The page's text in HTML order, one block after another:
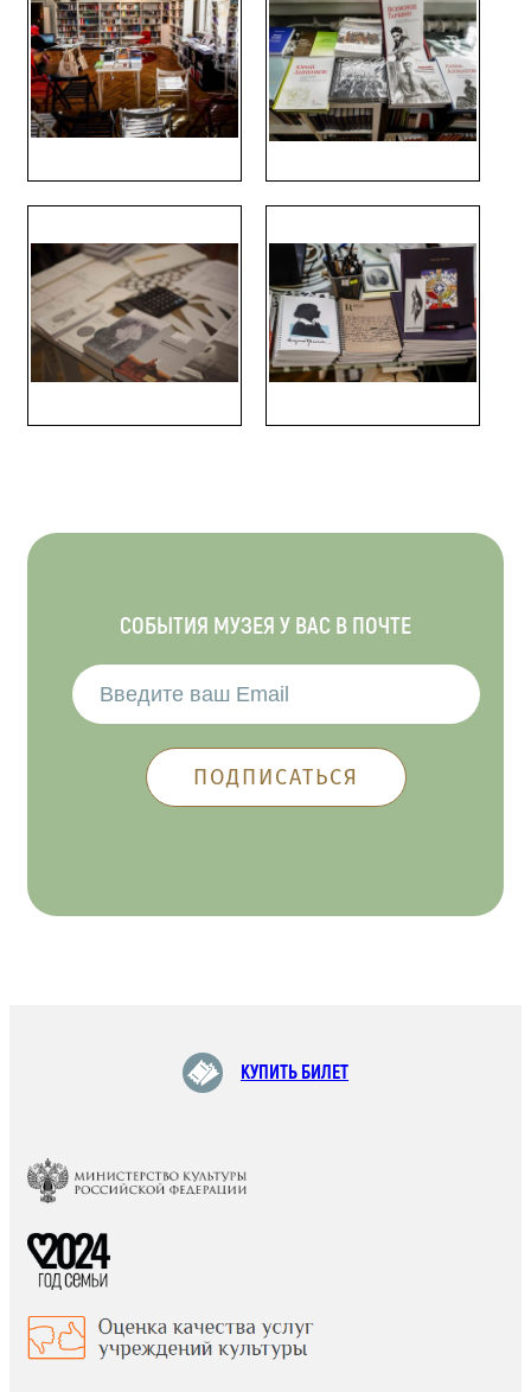
СОБЫТИЯ МУЗЕЯ У ВАС В ПОЧТЕ
КУПИТЬ БИЛЕТ